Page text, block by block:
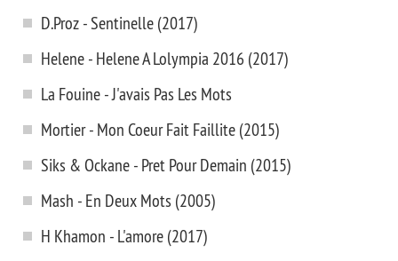
D.Proz - Sentinelle (2017)
Helene - Helene A Lolympia 2016 (2017)
La Fouine - J'avais Pas Les Mots
Mortier - Mon Coeur Fait Faillite (2015)
Siks & Ockane - Pret Pour Demain (2015)
Mash - En Deux Mots (2005)
H Khamon - L'amore (2017)